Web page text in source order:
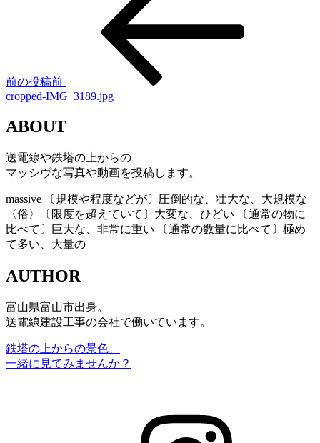
前の投稿前
cropped-IMG_3189.jpg
ABOUT
送電線や鉄塔の上からの
マッシヴな写真や動画を投稿します。
massive 〔規模や程度などが〕圧倒的な、壮大な、大規模な
〈俗〉〔限度を超えていて〕大変な、ひどい 〔通常の物に
比べて〕巨大な、非常に重い 〔通常の数量に比べて〕極め
て多い、大量の
AUTHOR
富山県富山市出身。
送電線建設工事の会社で働いています。
鉄塔の上からの景色、
一緒に見てみませんか？